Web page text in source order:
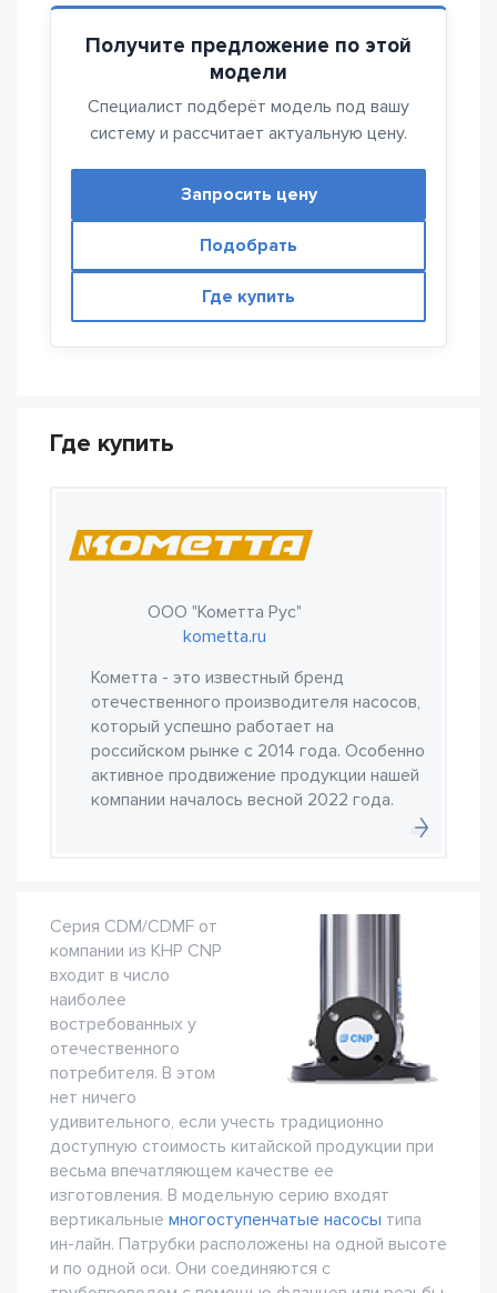
Получите предложение по этой
модели
Специалист подберёт модель под вашу
систему и рассчитает актуальную цену.
Запросить цену
Подобрать
Где купить
Где купить
ООО "Кометта Рус"
kometta.ru
Кометта - это известный бренд
отечественного производителя насосов,
который успешно работает на
российском рынке с 2014 года. Особенно
активное продвижение продукции нашей
компании началось весной 2022 года.
Серия CDM/CDMF от
компании из КНР CNP
входит в число
наиболее
востребованных у
отечественного
потребителя. В этом
нет ничего
удивительного, если учесть традиционно
доступную стоимость китайской продукции при
весьма впечатляющем качестве ее
изготовления. В модельную серию входят
вертикальные многоступенчатые насосы типа
ин-лайн. Патрубки расположены на одной высоте
и по одной оси. Они соединяются с